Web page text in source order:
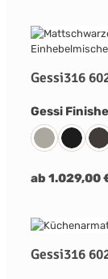
Gessi316
Gessi
239 299
ab 1.029,00
Gessi316